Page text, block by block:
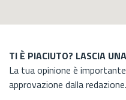
TI È PIACIUTO? LASCIA
La tua opinione è
approvazione dalla redazione.